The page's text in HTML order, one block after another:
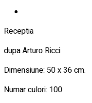
Receptia
dupa Arturo Ricci
Dimensiune: 50 x 36 cm.
Numar culori: 100